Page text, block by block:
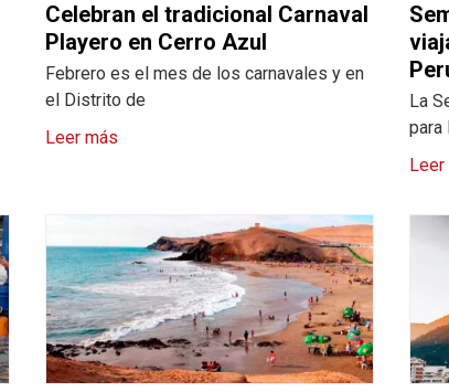
Celebran el tradicional Carnaval
Playero en Cerro Azul
Febrero es el mes de los carnavales y en
el Distrito de
Leer más
La
para
Leer